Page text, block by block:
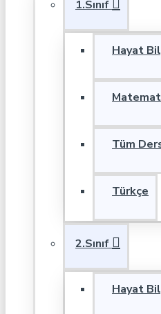
1.Sınıf
Hayat
Tüm
Türkçe
2.Sınıf
Hayat